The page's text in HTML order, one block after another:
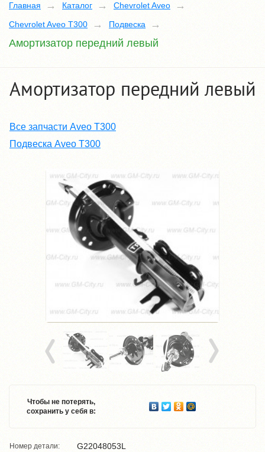
Главная Каталог
Chevrolet Aveo
Chevrolet Aveo T300
Подвеска
Амортизатор передний левый
Амортизатор передний левый
Все запчасти Aveo T300
Подвеска Aveo T300
Чтобы не потерять,
сохранить у себя в:
Номер детали: G22048053L